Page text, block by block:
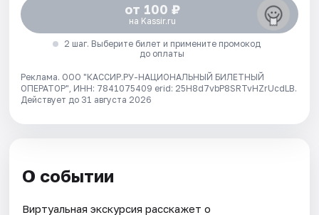
от 100 ₽
на Kassir.ru
2 шаг. Выберите билет и примените промокод
до оплаты
Реклама. ООО "КАССИР.РУ-НАЦИОНАЛЬНЫЙ БИЛЕТНЫЙ
ОПЕРАТОР", ИНН: 7841075409 erid: 25H8d7vbP8SRTvHZrUcdLB.
Действует до 31 августа 2026
О событии
Виртуальная экскурсия расскажет о